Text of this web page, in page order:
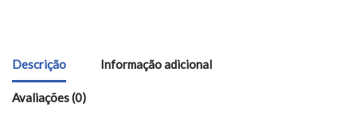
Descrição Informação adicional
Avaliações (0)